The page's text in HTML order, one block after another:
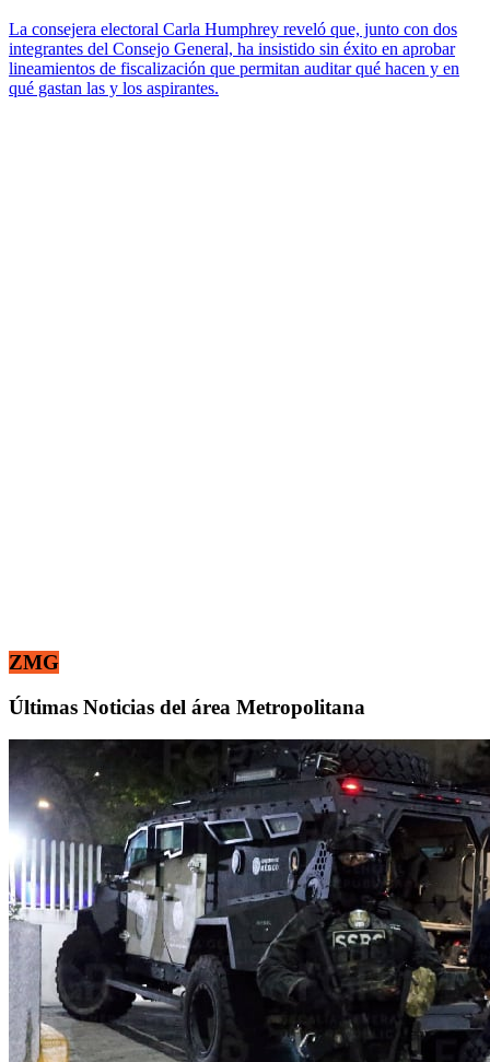
La consejera electoral Carla Humphrey reveló que, junto con dos
integrantes del Consejo General, ha insistido sin éxito en aprobar
lineamientos de fiscalización que permitan auditar qué hacen y en
qué gastan las y los aspirantes.
ZMG
Últimas Noticias del área Metropolitana